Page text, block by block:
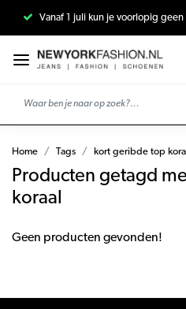
Vanaf 1 juli kun je voorlopig
Home Tags kort geribde top
Producten getagd
koraal
Geen producten gevonden!